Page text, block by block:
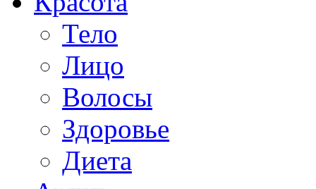
Тело
Лицо
Волосы
Здоровье
Диета